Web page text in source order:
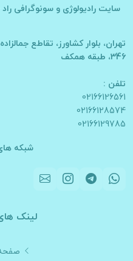
سایت رادیولوژی و سونوگرافی
تهران، بلوار کشاورز، تقاطع
346، طبقه همکف
تلفن :
02166126561
02166128574
02166129785
شبکه
لینک